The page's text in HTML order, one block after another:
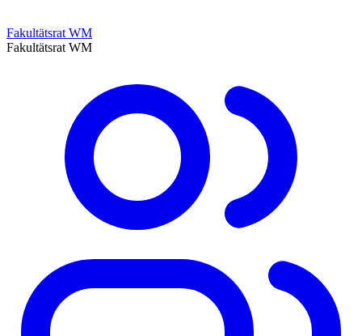
Fakultätsrat WM
Fakultätsrat WM